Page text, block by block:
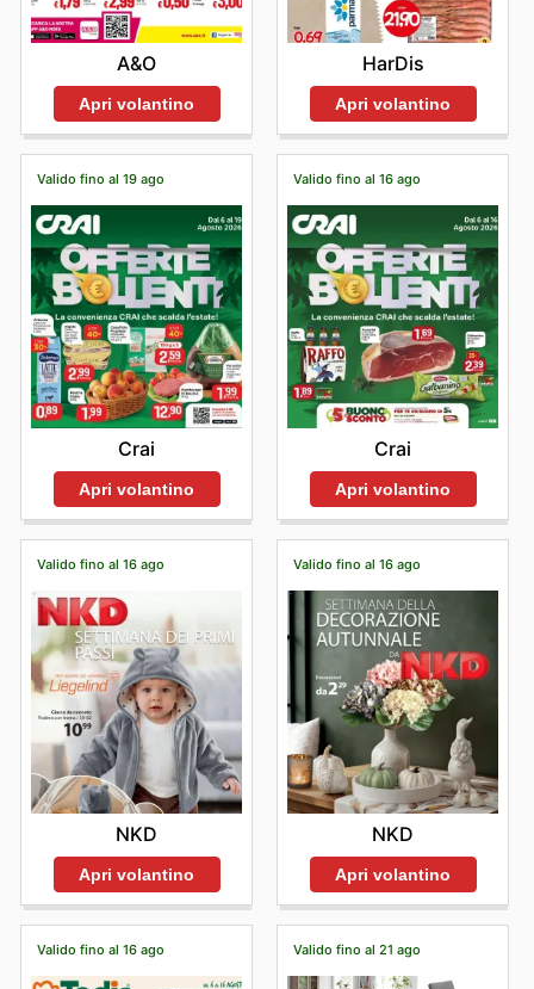
A&O
Apri volantino
HarDis
Apri volantino
Valido fino al 19 ago
Crai
Apri volantino
Valido fino al 16 ago
Crai
Apri volantino
Valido fino al 16 ago
NKD
Apri volantino
Valido fino al 16 ago
NKD
Apri volantino
Valido fino al 16 ago Valido fino al 21 ago